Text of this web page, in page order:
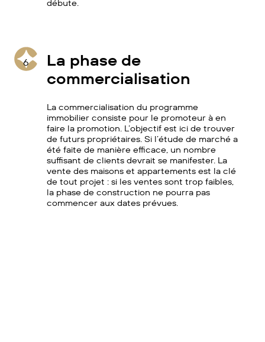
débute.
6
La phase de
commercialisation
La commercialisation du programme
immobilier consiste pour le promoteur à en
faire la promotion. L’objectif est ici de trouver
de futurs propriétaires. Si l’étude de marché a
été faite de manière efficace, un nombre
suffisant de clients devrait se manifester. La
vente des maisons et appartements est la clé
de tout projet : si les ventes sont trop faibles,
la phase de construction ne pourra pas
commencer aux dates prévues.